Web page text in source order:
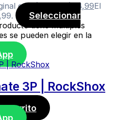
era: $120,00.$94,99El
Seleccionar
tiene múltiples
se pueden elegir en la
3P | RockShox
carrito